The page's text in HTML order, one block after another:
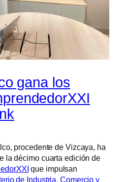
gana los
procedente de Vizcaya, ha
la décimo cuarta edición de
que impulsan
de Industria, Comercio y